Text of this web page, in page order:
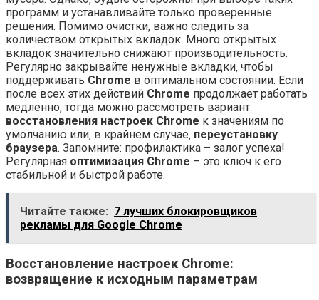
программ и устанавливайте только проверенные
решения. Помимо очистки‚ важно следить за
количеством открытых вкладок. Много открытых
вкладок значительно снижают производительность.
Регулярно закрывайте ненужные вкладки‚ чтобы
поддерживать Chrome в оптимальном состоянии. Если
после всех этих действий Chrome продолжает работать
медленно‚ тогда можно рассмотреть вариант
восстановления настроек Chrome к значениям по
умолчанию или‚ в крайнем случае‚ переустановку
браузера. Запомните: профилактика – залог успеха!
Регулярная оптимизация Chrome – это ключ к его
стабильной и быстрой работе.
Читайте также: 7 лучших блокировщиков
рекламы для Google Chrome
Восстановление настроек Chrome:
возвращение к исходным параметрам